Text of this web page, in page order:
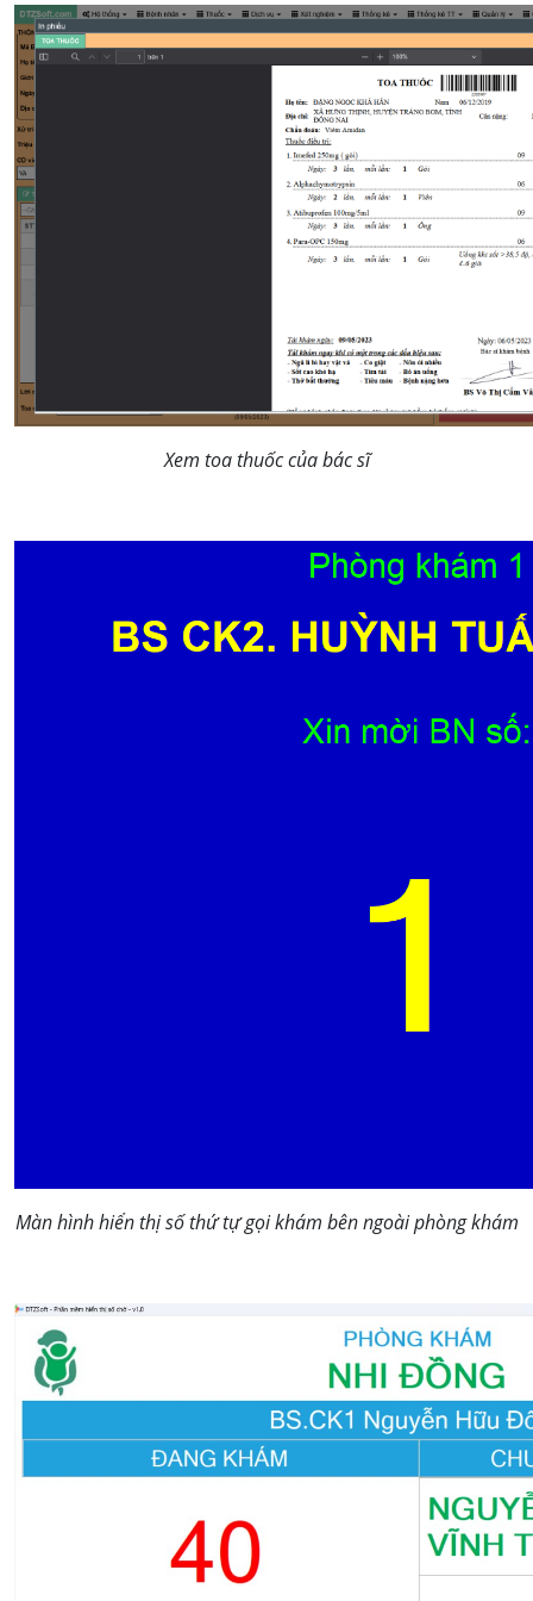
Xem toa thuốc của bác sĩ
Màn hình hiển thị số thứ tự gọi khám bên ngoài phòng khám